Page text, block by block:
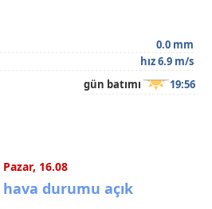
0.0 mm
hız 6.9 m/s
gün batımı 19:56
Pazar, 16.08
hava durumu açık